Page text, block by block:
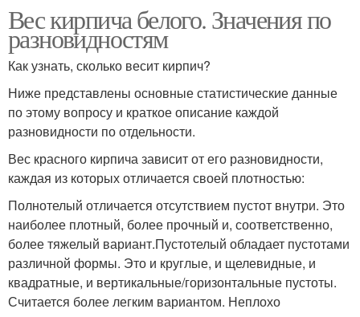
Вес кирпича белого. Значения по
разновидностям
Как узнать, сколько весит кирпич?
Ниже представлены основные статистические данные
по этому вопросу и краткое описание каждой
разновидности по отдельности.
Вес красного кирпича зависит от его разновидности,
каждая из которых отличается своей плотностью:
Полнотелый отличается отсутствием пустот внутри. Это
наиболее плотный, более прочный и, соответственно,
более тяжелый вариант.Пустотелый обладает пустотами
различной формы. Это и круглые, и щелевидные, и
квадратные, и вертикальные/горизонтальные пустоты.
Считается более легким вариантом. Неплохо